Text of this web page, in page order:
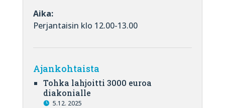
Aika:
Perjantaisin klo 12.00-13.00
Ajankohtaista
Tohka lahjoitti 3000 euroa
diakonialle
5.12. 2025